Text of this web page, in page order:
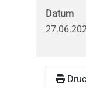
Datum